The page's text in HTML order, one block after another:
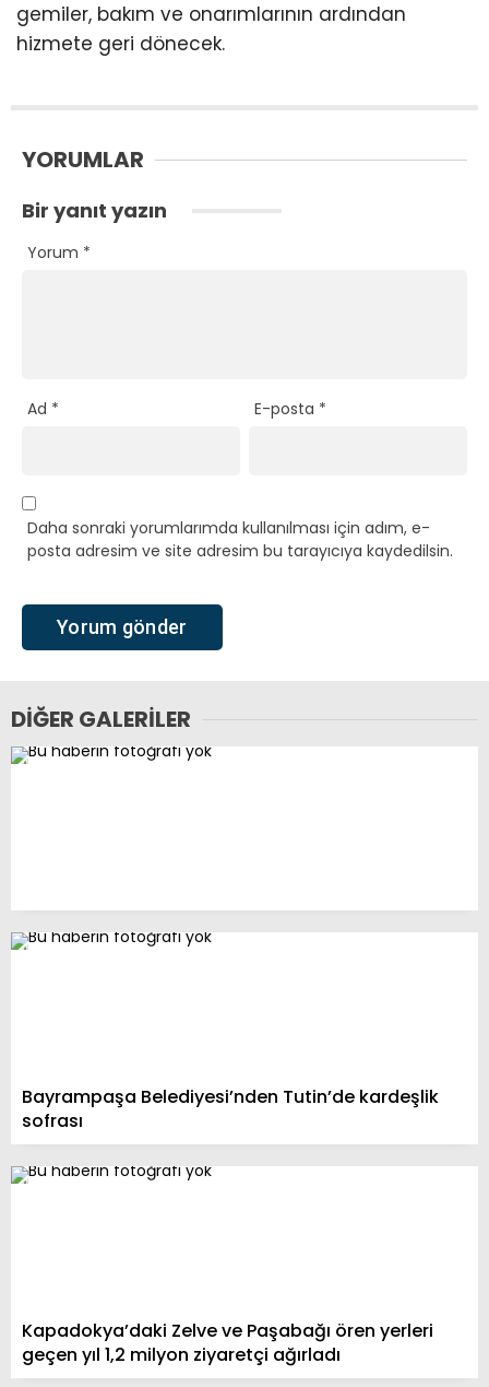
gemiler, bakım ve onarımlarının ardından
hizmete geri dönecek.
YORUMLAR
Bir yanıt yazın
Yorum *
Ad * E-posta *
Daha sonraki yorumlarımda kullanılması için adım, e-
posta adresim ve site adresim bu tarayıcıya kaydedilsin.
DIĞER GALERILER
Bayrampaşa Belediyesi’nden Tutin’de kardeşlik
sofrası
Kapadokya’daki Zelve ve Paşabağı ören yerleri
geçen yıl 1,2 milyon ziyaretçi ağırladı